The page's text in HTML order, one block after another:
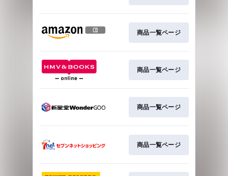
商品一覧ページ
商品一覧ページ
商品一覧ページ
商品一覧ページ